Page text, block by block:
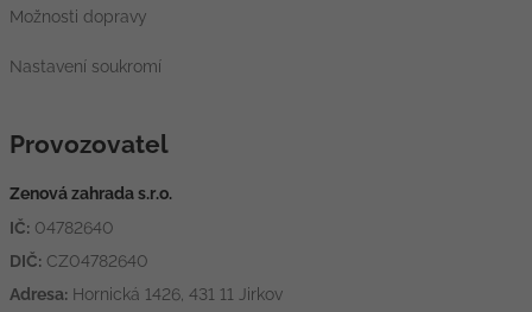
Možnosti dopravy
Nastavení soukromí
Provozovatel
Zenová zahrada s.r.o.
IČ: 04782640
DIČ: CZ04782640
Adresa: Hornická 1426, 431 11 Jirkov